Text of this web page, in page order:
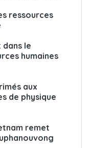
ressources
le
humaines
aux
de physique
remet